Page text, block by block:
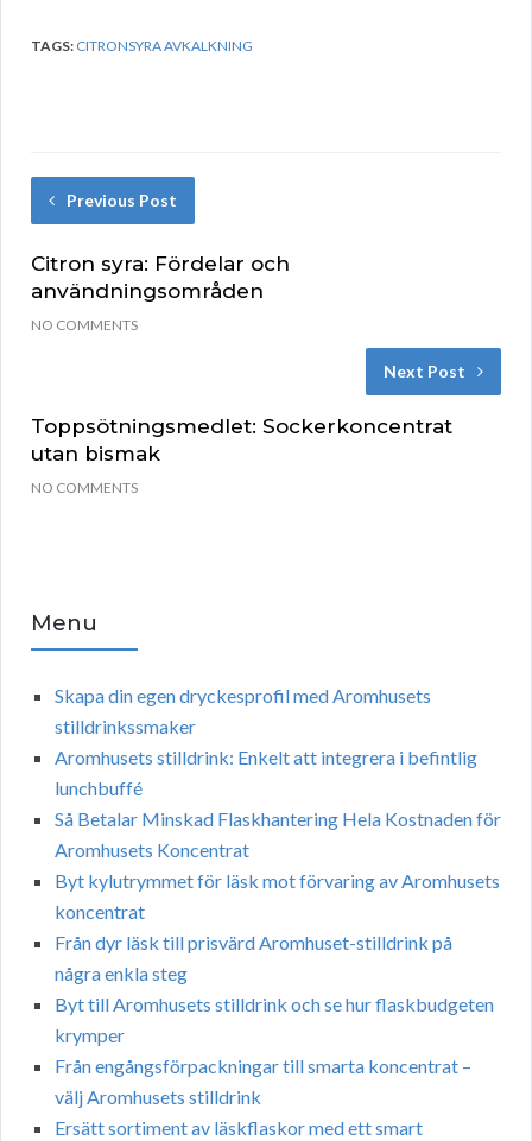
TAGS: CITRONSYRA AVKALKNING
Previous Post
Citron syra: Fördelar och
användningsområden
NO COMMENTS
Next Post
Toppsötningsmedlet: Sockerkoncentrat
utan bismak
NO COMMENTS
Menu
Skapa din egen dryckesprofil med Aromhusets
stilldrinkssmaker
Aromhusets stilldrink: Enkelt att integrera i befintlig
lunchbuffé
Så Betalar Minskad Flaskhantering Hela Kostnaden för
Aromhusets Koncentrat
Byt kylutrymmet för läsk mot förvaring av Aromhusets
koncentrat
Från dyr läsk till prisvärd Aromhuset-stilldrink på
några enkla steg
Byt till Aromhusets stilldrink och se hur flaskbudgeten
krymper
Från engångsförpackningar till smarta koncentrat –
välj Aromhusets stilldrink
Ersätt sortiment av läskflaskor med ett smart